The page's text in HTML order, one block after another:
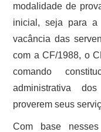
modalidade de
inicial, seja para a
vacância das
com a CF/1988, o
comando
administrativa
proverem seus
Com base